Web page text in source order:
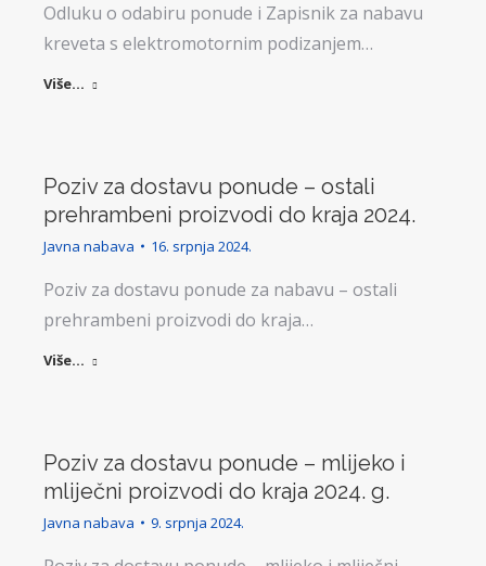
Odluku o odabiru ponude i Zapisnik za nabavu
kreveta s elektromotornim podizanjem…
Više...
Poziv za dostavu ponude – ostali
prehrambeni proizvodi do kraja 2024.
Javna nabava 16. srpnja 2024.
Poziv za dostavu ponude za nabavu – ostali
prehrambeni proizvodi do kraja…
Više...
Poziv za dostavu ponude – mlijeko i
mliječni proizvodi do kraja 2024. g.
Javna nabava 9. srpnja 2024.